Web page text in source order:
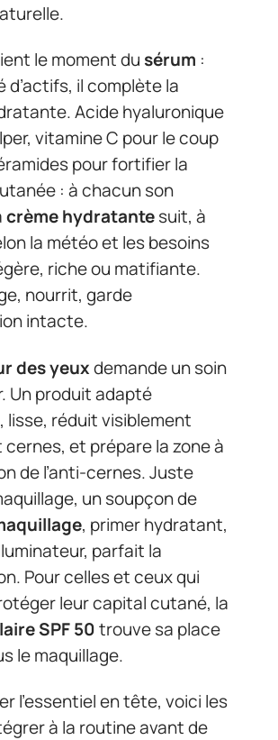
le moment du sérum :
il complète la
Acide hyaluronique
vitamine C pour le coup
pour fortifier la
: à chacun son
crème hydratantesuit, à
la météo et les besoins
riche ou matifiante.
nourrit, garde
intacte.
des yeuxdemande un soin
Un produit adapté
lisse, réduit visiblement
et prépare la zone à
de l’anti-cernes. Juste
un soupçon de
, primer hydratant,
parfait la
Pour celles et ceux qui
leur capital cutané, la
SPF 50trouve sa place
le maquillage.
l’essentiel en tête, voici les
à la routine avant de